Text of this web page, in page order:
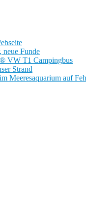
neue Funde
VW T1 Campingbus
Strand
Meeresaquarium auf